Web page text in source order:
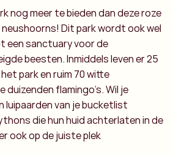
nog meer te bieden dan deze roze
Dit park wordt ook wel
een sanctuary voor de
beesten. Inmiddels leven er 25
park en ruim 70 witte
flamingo’s. Wil je
luipaarden van je bucketlist
die hun huid achterlaten in de
ook op de juiste plek